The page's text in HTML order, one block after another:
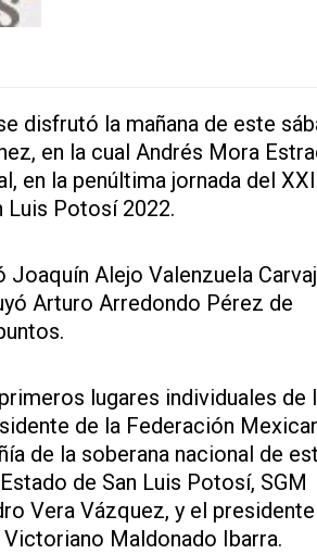
disfrutó la mañana de este
en la cual Andrés Mora
en la penúltima jornada del
Luis Potosí 2022.
Alejo Valenzuela
Arturo Arredondo Pérez de
lugares individuales de
de la Federación
de la soberana nacional de
de San Luis Potosí, SGM
Vera Vázquez, y el
Maldonado Ibarra.